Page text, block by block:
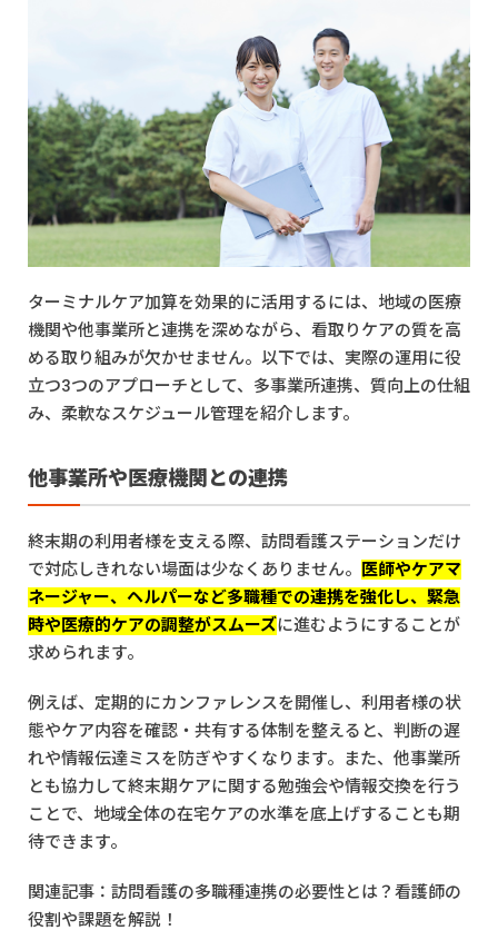
ターミナルケア加算を効果的に活用するには、地域の医療
機関や他事業所と連携を深めながら、看取りケアの質を高
める取り組みが欠かせません。以下では、実際の運用に役
立つ3つのアプローチとして、多事業所連携、質向上の仕組
み、柔軟なスケジュール管理を紹介します。
他事業所や医療機関との連携
終末期の利用者様を支える際、訪問看護ステーションだけ
で対応しきれない場面は少なくありません。
医師やケアマ
ネージャー、ヘルパーなど多職種での連携を強化し、緊急
時や医療的ケアの調整がスムーズに進むようにすることが
求められます。
例えば、定期的にカンファレンスを開催し、利用者様の状
態やケア内容を確認・共有する体制を整えると、判断の遅
れや情報伝達ミスを防ぎやすくなります。また、他事業所
とも協力して終末期ケアに関する勉強会や情報交換を行う
ことで、地域全体の在宅ケアの水準を底上げすることも期
待できます。
関連記事： 訪問看護の多職種連携の必要性とは？看護師の
役割や課題を解説！